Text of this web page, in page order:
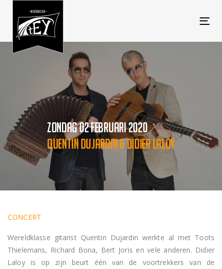
ZONDAG 02 FEBRUARI 2020
QUENTIN DUJARDIN & DIDIER LALOY
CONCERT
Wereldklasse gitarist Quentin Dujardin werkte al met Toots
Thielemans, Richard Bona, Bert Joris en vele anderen. Didier
Laloy is op zijn beurt één van de voortrekkers van de